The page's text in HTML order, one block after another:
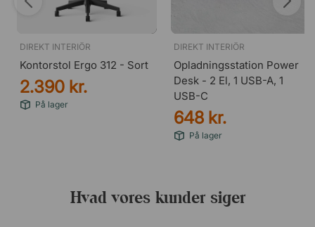
DIREKT INTERIÖR
Kontorstol Ergo 312 - Sort
2.390 kr.
På lager
DIREKT INTERIÖR
Opladningsstation Power
Desk - 2 El, 1 USB-A, 1
USB-C
648 kr.
På lager
Hvad vores kunder siger